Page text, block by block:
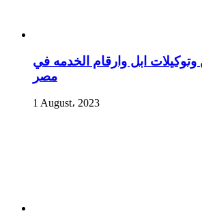
ابل وارقام الخدمه في
مصر
1 August، 2023